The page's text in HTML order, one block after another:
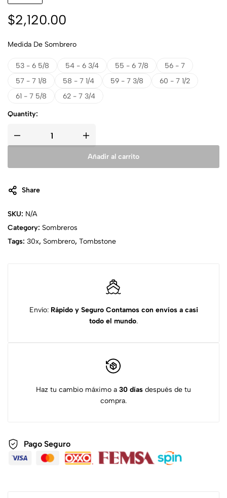
$2,120.00
Medida De Sombrero
53 - 6 5/8 54 - 6 3/4 55 - 6 7/8
56 - 7
57 - 7 1/8
58 - 7 1/4 59 - 7 3/8
60 - 7 1/2
61 - 7 5/8
62 - 7 3/4
Quantity:
Añadir al carrito
Share
SKU: N/A
Category: Sombreros
Tags: 30x, Sombrero, Tombstone
Envío: Rápido y Seguro Contamos con envíos a casi
todo el mundo.
Haz tu cambio máximo a 30 días después de tu
compra.
Pago Seguro